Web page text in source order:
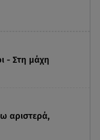
- Στη μάχη
αριστερά,